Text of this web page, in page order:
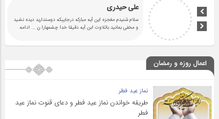
علی حیدری
سلام شنیدم مغجزه این آیه مبارکه درجاییکه دوستدارید دیده نشید
و مخفی بمانید باتلاوت ابن آیه دقیقا خدا چشمهارا ن ... ادامه
اعمال روزه و رمضان
نماز عید فطر
طریقه خواندن نماز عید فطر و دعای قنوت نماز عید
فطر